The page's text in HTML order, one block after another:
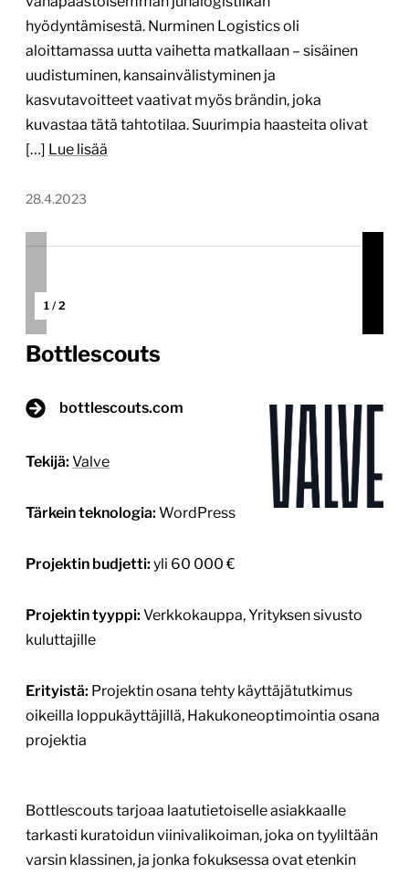
hyödyntämisestä. Nurminen Logistics oli
aloittamassa uutta vaihetta matkallaan – sisäinen
uudistuminen, kansainvälistyminen ja
kasvutavoitteet vaativat myös brändin, joka
kuvastaa tätä tahtotilaa. Suurimpia haasteita olivat
[…] Lue lisää
28.4.2023
1 / 2
Bottlescouts
bottlescouts.com
Tekijä: Valve
Tärkein teknologia: WordPress
Projektin budjetti: yli 60 000 €
Projektin tyyppi: Verkkokauppa, Yrityksen sivusto
kuluttajille
Erityistä: Projektin osana tehty käyttäjätutkimus
oikeilla loppukäyttäjillä, Hakukoneoptimointia osana
projektia
Bottlescouts tarjoaa laatutietoiselle asiakkaalle
tarkasti kuratoidun viinivalikoiman, joka on tyyliltään
varsin klassinen, ja jonka fokuksessa ovat etenkin